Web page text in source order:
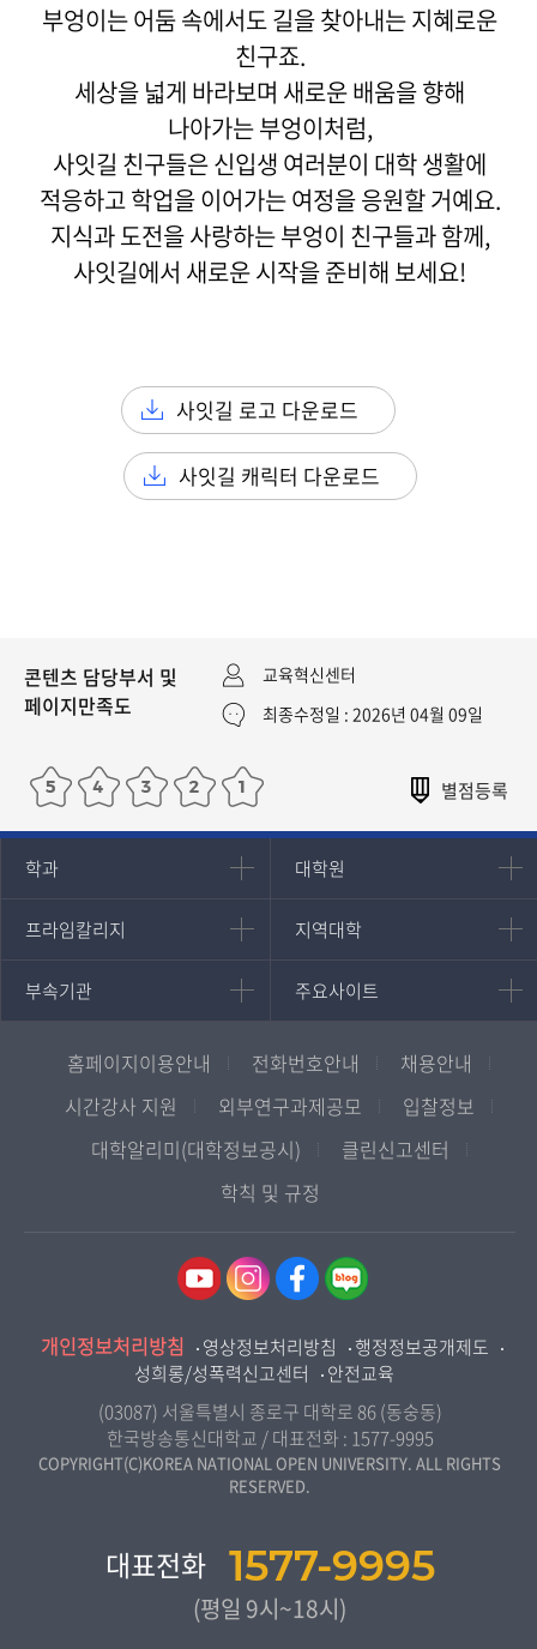
부엉이는 어둠 속에서도 길을 찾아내는 지혜로운
친구죠.
세상을 넓게 바라보며 새로운 배움을 향해
나아가는 부엉이처럼,
사잇길 친구들은 신입생 여러분이 대학 생활에
적응하고 학업을 이어가는 여정을 응원할 거예요.
지식과 도전을 사랑하는 부엉이 친구들과 함께,
사잇길에서 새로운 시작을 준비해 보세요!
사잇길 로고 다운로드
사잇길 캐릭터 다운로드
콘텐츠 담당부서 및
페이지만족도
교육혁신센터
최종수정일 : 2026년 04월 09일
학과
인문과학대학
국어국문학과
영어영문학과
사회과학대학
미디어영상학과
도시콘텐츠·관광학과
사회복지연계전공
사회복지학과
대학원
대학원
대학원
경영대학원
프라임칼리지
프라임칼리지
학사학위과정
평생교육과정
지역대학
지역대학
지역대학 포털
서울지역대학
대구경북지역대학
인천지역대학
광주전남지역대학
울산지역대학
강원지역대학
전북지역대학
경남지역대학
제주지역대학
부속기관
부속기관
중앙도서관
원격교육혁신연구원
통합인문학연구소
종합교육연수원
인권센터
교원양성지원센터
주요사이트
주요사이트
멘토링
진로심리상담
교육정보화본부
OpenVLab
홈페이지이용안내 전화번호안내
채용안내
시간강사 지원
외부연구과제공모
입찰정보
대학알리미(대학정보공시)
클린신고센터
학칙 및 규정
개인정보처리방침 영상정보처리방침
행정정보공개제도
성희롱/성폭력신고센터
안전교육
(03087) 서울특별시 종로구 대학로 86 (동숭동)
한국방송통신대학교 / 대표전화 : 1577-9995
COPYRIGHT(C)KOREA NATIONAL OPEN UNIVERSITY. ALL RIGHTS
RESERVED.
대표전화 1577-9995
(평일 9시~18시)